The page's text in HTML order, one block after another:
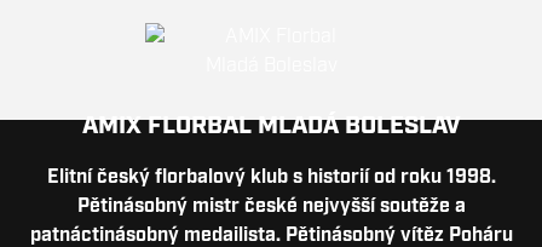
AMIX FLORBAL MLADÁ BOLESLAV
Elitní český florbalový klub s historií od roku 1998.
Pětinásobný mistr české nejvyšší soutěže a
patnáctinásobný medailista. Pětinásobný vítěz Poháru